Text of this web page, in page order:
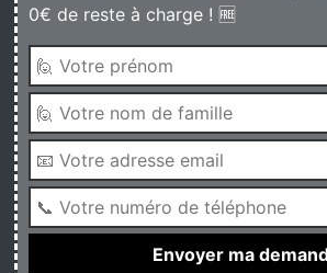
0€ de reste à charge ! 🆓